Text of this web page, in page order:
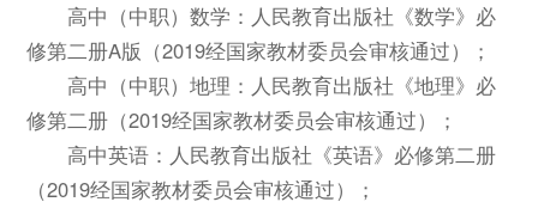
高中（中职）数学：人民教育出版社《数学》必
修第二册A版（2019经国家教材委员会审核通过）；
高中（中职）地理：人民教育出版社《地理》必
修第二册（2019经国家教材委员会审核通过）；
高中英语：人民教育出版社《英语》必修第二册
（2019经国家教材委员会审核通过）；